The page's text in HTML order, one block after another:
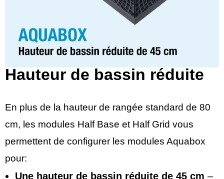
Hauteur de bassin réduite
En plus de la hauteur de rangée standard de 80
cm, les modules Half Base et Half Grid vous
permettent de configurer les modules Aquabox
pour:
Une hauteur de bassin réduite de 45 cm –